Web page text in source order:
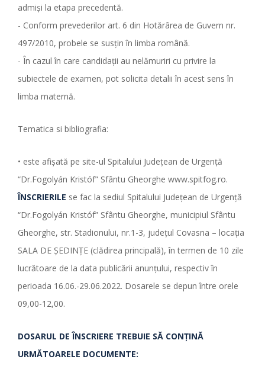
admişi la etapa precedentă.
- Conform prevederilor art. 6 din Hotărârea de Guvern nr.
497/2010, probele se susţin în limba română.
- În cazul în care candidaţii au nelămuriri cu privire la
subiectele de examen, pot solicita detalii în acest sens în
limba maternă.
Tematica si bibliografia:
• este afişată pe site-ul Spitalului Judeţean de Urgenţă
“Dr.Fogolyán Kristóf” Sfântu Gheorghe www.spitfog.ro.
ÎNSCRIERILE se fac la sediul Spitalului Judeţean de Urgenţă
“Dr.Fogolyán Kristóf” Sfântu Gheorghe, municipiul Sfântu
Gheorghe, str. Stadionului, nr.1-3, judeţul Covasna – locația
SALA DE ȘEDINȚE (clădirea principală), în termen de 10 zile
lucrătoare de la data publicării anunțului, respectiv în
perioada 16.06.-29.06.2022. Dosarele se depun între orele
09,00-12,00.
DOSARUL DE ÎNSCRIERE TREBUIE SĂ CONŢINĂ
URMĂTOARELE DOCUMENTE: